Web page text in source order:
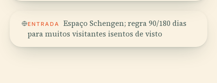
ENTRADA
Espaço Schengen; regra 90/180 dias
para muitos visitantes isentos de visto